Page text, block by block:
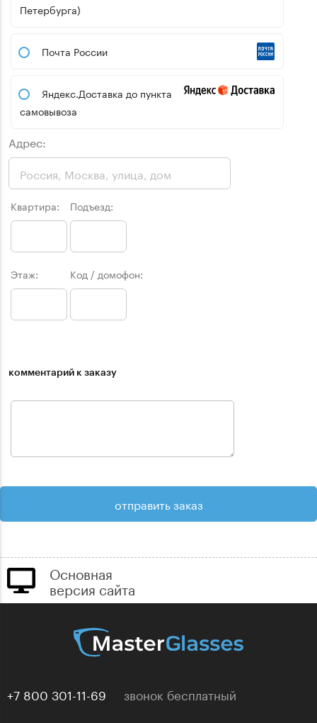
Петербурга)
Почта России
Яндекс.Доставка до пункта
самовывоза
Адрес:
Квартира: Подъезд:
Этаж: Код / домофон:
комментарий к заказу
Основная
версия сайта
+7 800 301-11-69 звонок бесплатный